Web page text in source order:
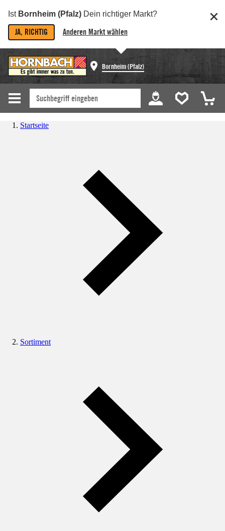
Ist Bornheim (Pfalz) Dein richtiger Markt?
JA, RICHTIG Anderen Markt wählen
Bornheim (Pfalz)
Startseite
Sortiment